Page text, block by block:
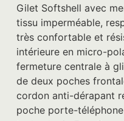
Gilet Softshell avec
tissu imperméable,
très confortable et
intérieure en micro-
fermeture centrale à
de deux poches
cordon anti-dérapant
poche porte-